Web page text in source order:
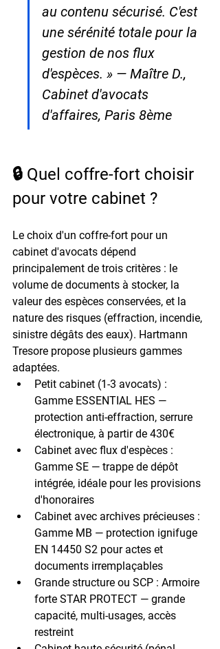
au contenu sécurisé. C'est
une sérénité totale pour la
gestion de nos flux
d'espèces. » — Maître D.,
Cabinet d'avocats
d'affaires, Paris 8ème
🔒 Quel coffre-fort choisir
pour votre cabinet ?
Le choix d'un coffre-fort pour un
cabinet d'avocats dépend
principalement de trois critères : le
volume de documents à stocker, la
valeur des espèces conservées, et la
nature des risques (effraction, incendie,
sinistre dégâts des eaux). Hartmann
Tresore propose plusieurs gammes
adaptées.
Petit cabinet (1-3 avocats) :
Gamme ESSENTIAL HES —
protection anti-effraction, serrure
électronique, à partir de 430€
Cabinet avec flux d'espèces :
Gamme SE — trappe de dépôt
intégrée, idéale pour les provisions
d'honoraires
Cabinet avec archives précieuses :
Gamme MB — protection ignifuge
EN 14450 S2 pour actes et
documents irremplaçables
Grande structure ou SCP : Armoire
forte STAR PROTECT — grande
capacité, multi-usages, accès
restreint